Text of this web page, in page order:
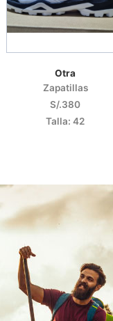
Otra
Zapatillas
S/.380
Talla: 42